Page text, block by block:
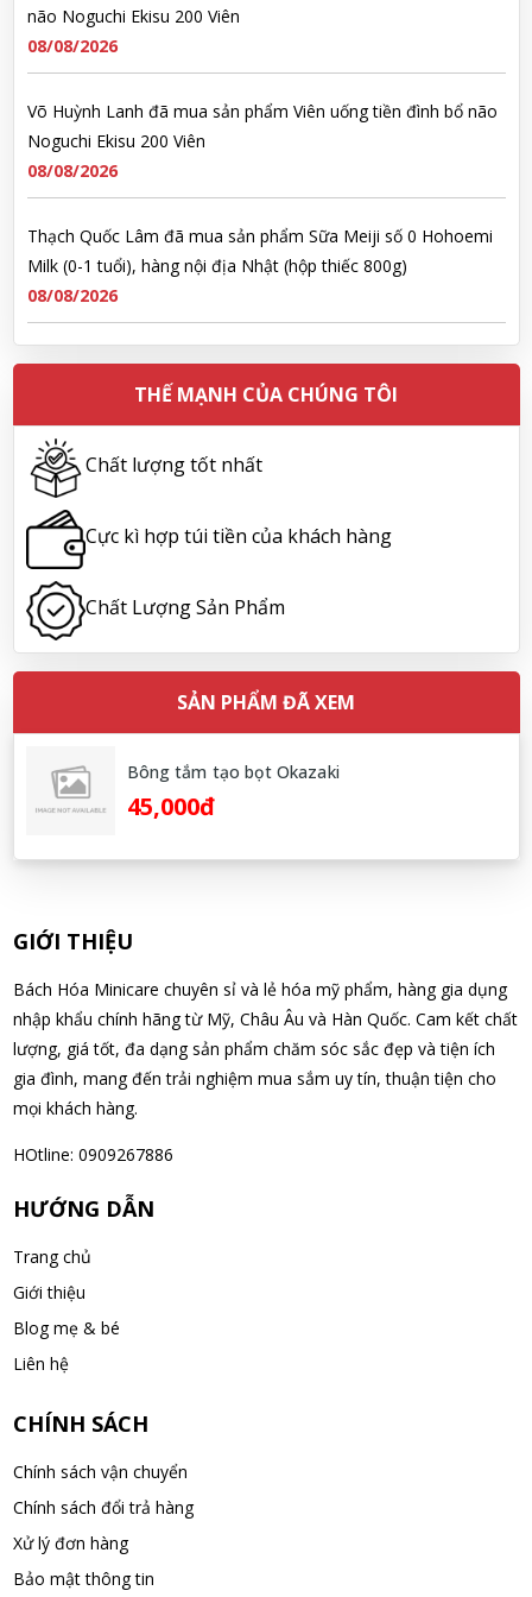
não Noguchi Ekisu 200 Viên
08/08/2026
Võ Huỳnh Lanh đã mua sản phẩm Viên uống tiền đình bổ não
Noguchi Ekisu 200 Viên
08/08/2026
Thạch Quốc Lâm đã mua sản phẩm Sữa Meiji số 0 Hohoemi
Milk (0-1 tuổi), hàng nội địa Nhật (hộp thiếc 800g)
08/08/2026
Ngô Quốc Cường đã mua sản phẩm Sữa Meiji số 0 Hohoemi
Milk (0-1 tuổi), hàng nội địa Nhật (hộp thiếc 800g)
08/08/2026
Lê Công Hoàng Huy đã mua sản phẩm Viên uống tiền đình bổ
não Noguchi Ekisu 200 Viên
08/08/2026
Hoàng Nhật Nam đã mua sản phẩm Sữa tắm Pigeon Baby
Soap dạng túi 400ml Nhật Bản
08/08/2026
Nguyễn Nhật Quang đã mua sản phẩm Sữa tắm Pigeon Baby
Soap dạng túi 400ml Nhật Bản
08/08/2026
Võ Thị Thanh Tươi đã mua sản phẩm Men Vi Sinh BioGaia
Đặng Hòa Khánh Yên đã mua sản phẩm Men Vi Sinh BioGaia
Nhật Bản lọ 5ml cho trẻ Sơ Sinh
08/08/2026
Nguyễn Văn Cảnh đã mua sản phẩm Sữa Meiji số 0 Hohoemi
não Noguchi Ekisu 200 Viên
08/08/2026
Võ Huỳnh Lanh đã mua sản phẩm Viên uống tiền đình bổ não
08/08/2026
Thạch Quốc Lâm đã mua sản phẩm Sữa Meiji số 0 Hohoemi
Milk (0-1 tuổi), hàng nội địa Nhật (hộp thiếc 800g)
08/08/2026
THẾ MẠNH CỦA CHÚNG TÔI
Chất lượng tốt nhất
Cực kì hợp túi tiền của khách hàng
Chất Lượng Sản Phẩm
SẢN PHẨM ĐÃ XEM
Bông tắm tạo bọt Okazaki
45,000đ
GIỚI THIỆU
Bách Hóa Minicare chuyên sỉ và lẻ hóa mỹ phẩm, hàng gia dụng
nhập khẩu chính hãng từ Mỹ, Châu Âu và Hàn Quốc. Cam kết chất
lượng, giá tốt, đa dạng sản phẩm chăm sóc sắc đẹp và tiện ích
gia đình, mang đến trải nghiệm mua sắm uy tín, thuận tiện cho
mọi khách hàng.
HOtline: 0909267886
HƯỚNG DẪN
Trang chủ
Giới thiệu
Blog mẹ & bé
Liên hệ
CHÍNH SÁCH
Chính sách vận chuyển
Chính sách đổi trả hàng
Xử lý đơn hàng
Bảo mật thông tin